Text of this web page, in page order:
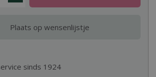
sinds 1924